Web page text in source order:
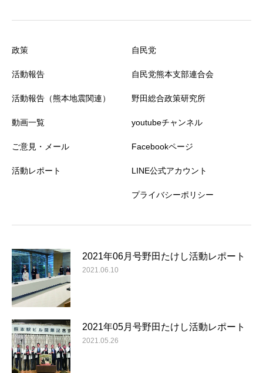
政策
活動報告
活動報告（熊本地震関連）
動画一覧
ご意見・メール
活動レポート
自民党
自民党熊本支部連合会
野田総合政策研究所
youtubeチャンネル
Facebookページ
LINE公式アカウント
プライバシーポリシー
2021年06月号野田たけし活動レポート
2021.06.10
2021年05月号野田たけし活動レポート
2021.05.26